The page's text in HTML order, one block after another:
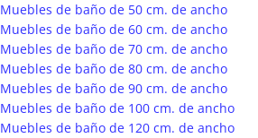
Muebles de baño de 50 cm. de ancho
Muebles de baño de 60 cm. de ancho
Muebles de baño de 70 cm. de ancho
Muebles de baño de 80 cm. de ancho
Muebles de baño de 90 cm. de ancho
Muebles de baño de 100 cm. de ancho
Muebles de baño de 120 cm. de ancho